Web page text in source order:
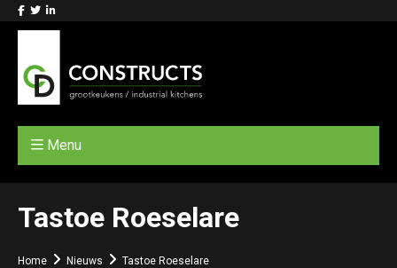
Menu
Tastoe Roeselare
Home Nieuws Tastoe Roeselare